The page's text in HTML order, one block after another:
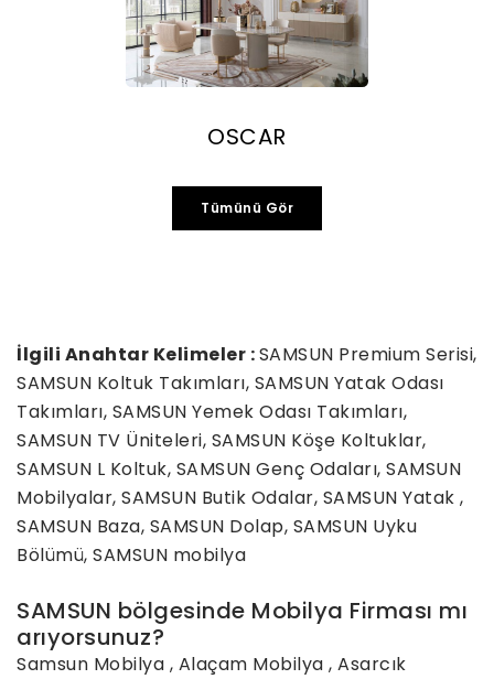
OSCAR
Tümünü Gör
İlgili Anahtar Kelimeler :SAMSUN Premium Serisi,
SAMSUN Koltuk Takımları, SAMSUN Yatak Odası
Takımları, SAMSUN Yemek Odası Takımları,
SAMSUN TV Üniteleri, SAMSUN Köşe Koltuklar,
SAMSUN L Koltuk, SAMSUN Genç Odaları, SAMSUN
Mobilyalar, SAMSUN Butik Odalar, SAMSUN Yatak ,
SAMSUN Baza, SAMSUN Dolap, SAMSUN Uyku
Bölümü, SAMSUN mobilya
SAMSUN bölgesinde Mobilya Firması mı
arıyorsunuz?
Samsun Mobilya , Alaçam Mobilya , Asarcık